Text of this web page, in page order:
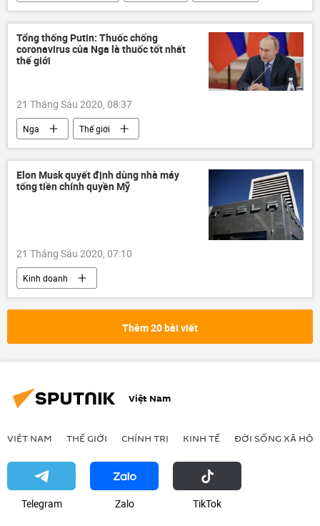
Xã hội
Giải trí
Tổng thống Putin: Thuốc chống
coronavirus của Nga là thuốc tốt nhất
thế giới
21 Tháng Sáu 2020, 08:37
Nga Thế giới
Elon Musk quyết định dùng nhà máy
tống tiền chính quyền Mỹ
21 Tháng Sáu 2020, 07:10
Kinh doanh
Thêm 20 bài viết
Việt Nam
VIỆT NAM THẾ GIỚI CHÍNH TRỊ KINH TẾ ĐỜI SỐNG XÃ HỘI
Telegram Zalo ТikТоk